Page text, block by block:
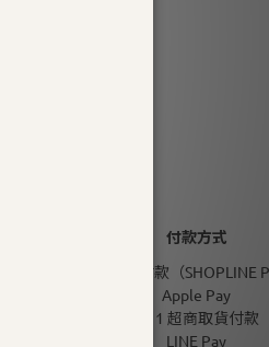
付款方式
信用卡付款（SHOPLINE
Apple Pay
7-11 超商取貨付款
LINE Pay